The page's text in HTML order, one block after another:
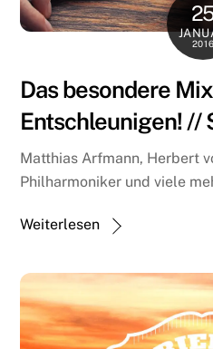
2016
Das besondere
Entschleunigen! //
Matthias Arfmann, Herbert
Philharmoniker und viele
Weiterlesen